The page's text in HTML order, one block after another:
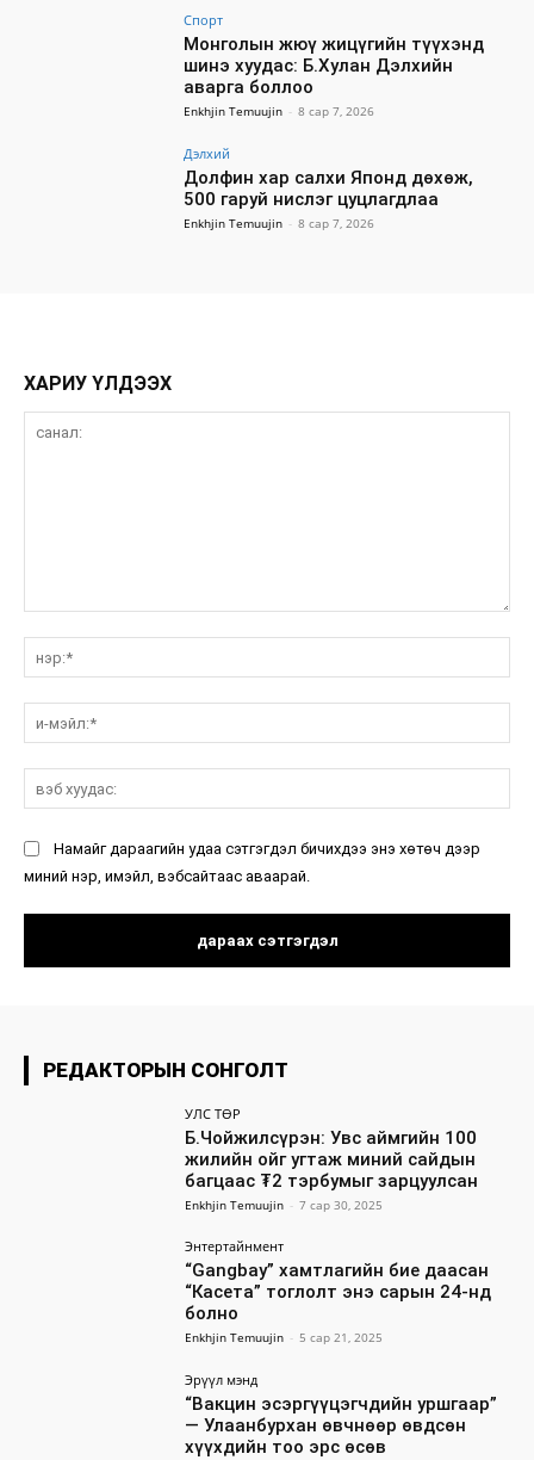
Спорт
Монголын жюү жицүгийн түүхэнд
шинэ хуудас: Б.Хулан Дэлхийн
аварга боллоо
Enkhjin Temuujin - 8 сар 7, 2026
Дэлхий
Долфин хар салхи Японд дөхөж,
500 гаруй нислэг цуцлагдлаа
Enkhjin Temuujin - 8 сар 7, 2026
ХАРИУ ҮЛДЭЭХ
Намайг дараагийн удаа сэтгэгдэл бичихдээ энэ хөтөч дээр
миний нэр, имэйл, вэбсайтаас аваарай.
РЕДАКТОРЫН СОНГОЛТ
УЛС ТӨР
Б.Чойжилсүрэн: Увс аймгийн 100
жилийн ойг угтаж миний сайдын
багцаас ₮2 тэрбумыг зарцуулсан
Enkhjin Temuujin - 7 сар 30, 2025
Энтертайнмент
“Gangbay” хамтлагийн бие даасан
“Касета” тоглолт энэ сарын 24-нд
болно
Enkhjin Temuujin - 5 сар 21, 2025
Эрүүл мэнд
“Вакцин эсэргүүцэгчдийн уршгаар”
— Улаанбурхан өвчнөөр өвдсөн
хүүхдийн тоо эрс өсөв